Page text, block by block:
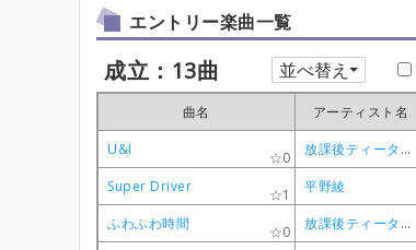
エントリー楽曲一覧
成立：13曲 並べ替え
曲名 アーティスト名
U&I
0 放課後ティータイム
Super Driver
1 平野綾
ふわふわ時間
0 放課後ティータイム
曲名 アーティスト名
U&I
0 放課後ティータイム
Super Driver
1 平野綾
ふわふわ時間
0 放課後ティータイム
曲名 アーティスト名
U&I
0 放課後ティータイム
Super Driver
1 平野綾
ふわふわ時間
0 放課後ティータイム
曲名 アーティスト名
U&I
0 放課後ティータイム
Super Driver
1 平野綾
ふわふわ時間
0 放課後ティータイム